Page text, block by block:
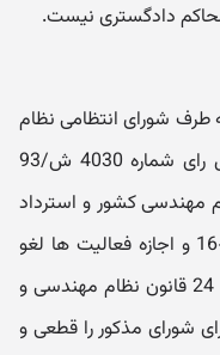
دادگستری نیست.
شورای انتظامی نظام
مهندسی ساختمان کشور مبنی بر ابطال رای شماره 4030 ش/93
نظام مهندسی کشور و استرداد
پروانه مهندسی به شماره 01820-300-16 و اجازه فعالیت ها لغو
شده قطع نظر از ماهیت ادعا چون ماده 24 قانون نظام مهندسی و
ساختمان مصوب 1374/12/22 آرای شورای مذکور را قطعی و